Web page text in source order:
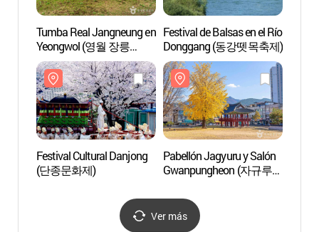
Tumba Real Jangneung en
Yeongwol (영월 장릉
(단종)) [Patrimonio
Cultural de la Humanidad
de la Unesco]
Festival de Balsas en el Río
Donggang (동강뗏목축제)
Festival Cultural Danjong
(단종문화제)
Pabellón Jagyuru y Salón
Gwanpungheon (자규루
Ver más